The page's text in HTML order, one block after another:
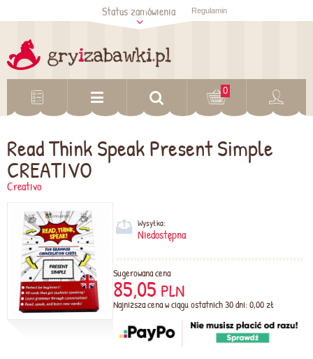
Sprawdź status
zamówienia
Status zamówienia Regulamin
0
Read Think Speak Present Simple
CREATIVO
Creativo
Wysyłka:
Niedostępna
Sugerowana cena
85,05 PLN
Najniższa cena w ciągu ostatnich 30 dni: 0,00 zł